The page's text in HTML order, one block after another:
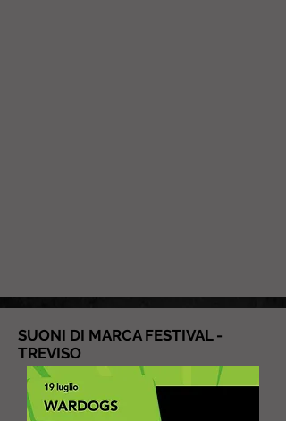
SUONI DI MARCA FESTIVAL -
TREVISO